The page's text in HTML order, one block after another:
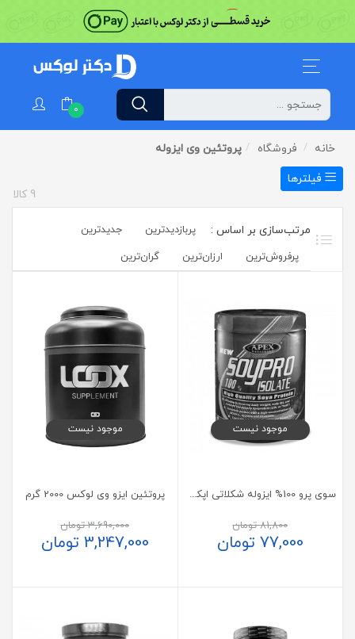
0
خانه فروشگاه
پروتئین وی ایزوله
فیلترها
9 کالا
پربازدیدترین
جدیدترین
پرفروش‌ترین‌
ارزان‌ترین گران‌ترین
موجود نیست
سوی پرو 100% ایزوله شکلاتی اپکس 453 گرم
81,800تومان
77,000 تومان
موجود نیست
پروتئین ایزو وی لوکس 2000 گرم
3,690,000تومان
3,247,000 تومان